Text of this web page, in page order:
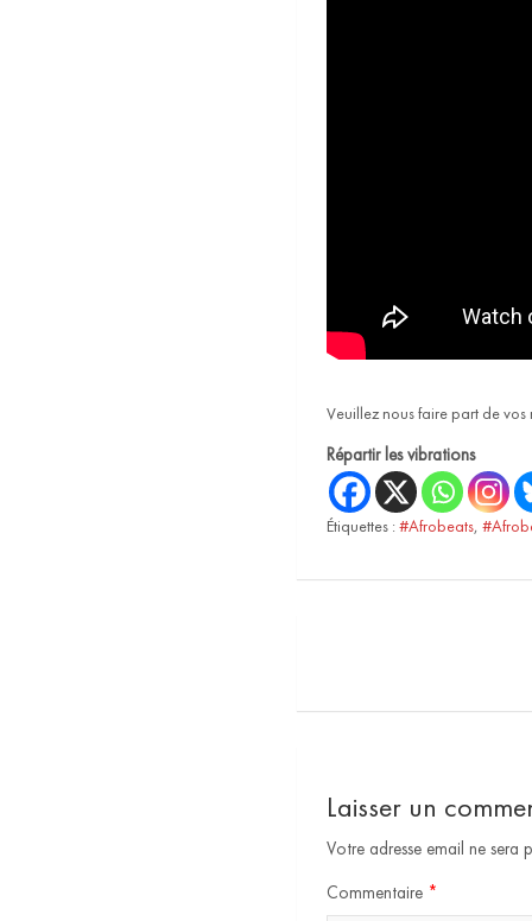
Veuillez nous faire part de
Répartir les vibrations
Étiquettes : #Afrobeats,
Laisser un
Votre adresse email ne sera
Commentaire *